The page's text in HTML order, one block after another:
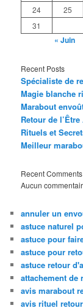
24
25
31
« Juin
Recent Posts
Spécialiste de
Magie blanche
Marabout
Retour de
Rituels et
Meilleur
Recent Comments
Aucun
annuler un
astuce naturel
astuce pour
astuce pour
astuce retour
attachement de
avis marabout
avis rituel